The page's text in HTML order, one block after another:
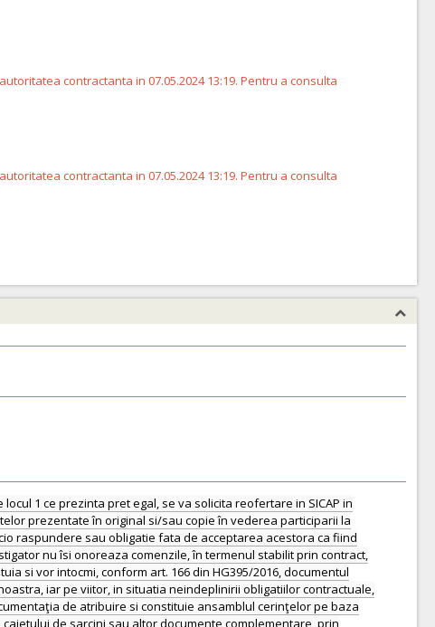
contractanta in 07.05.2024 13:19. Pentru a consulta
contractanta in 07.05.2024 13:19. Pentru a consulta
1 ce prezinta pret egal, se va solicita reofertare in SICAP in
prezentate în original si/sau copie în vederea participarii la
raspundere sau obligatie fata de acceptarea acestora ca fiind
nu îsi onoreaza comenzile, în termenul stabilit prin contract,
si vor intocmi, conform art. 166 din HG395/2016, documentul
iar pe viitor, in situatia neindeplinirii obligatiilor contractuale,
de atribuire si constituie ansamblul cerinţelor pe baza
de sarcini sau altor documente complementare, prin